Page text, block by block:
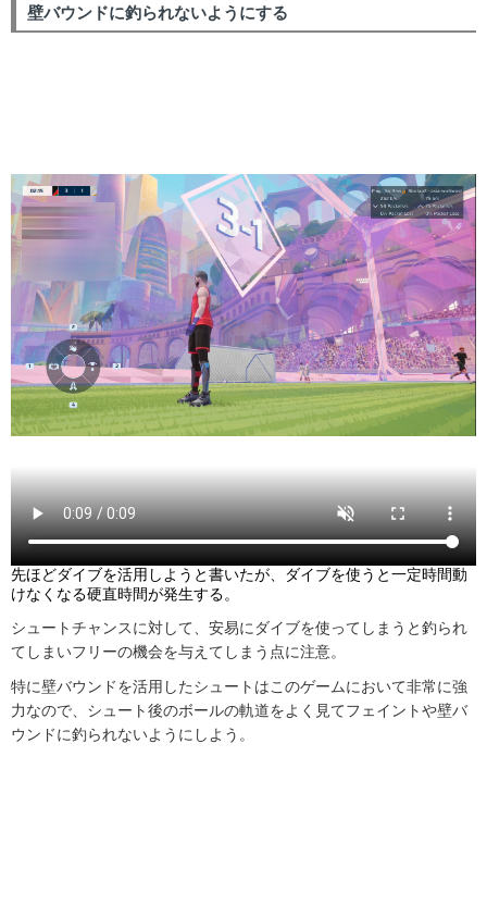
壁バウンドに釣られないようにする
先ほどダイブを活用しようと書いたが、ダイブを使うと一定時間動
けなくなる硬直時間が発生する。
シュートチャンスに対して、安易にダイブを使ってしまうと釣られ
てしまいフリーの機会を与えてしまう点に注意。
特に壁バウンドを活用したシュートはこのゲームにおいて非常に強
力なので、シュート後のボールの軌道をよく見てフェイントや壁バ
ウンドに釣られないようにしよう。